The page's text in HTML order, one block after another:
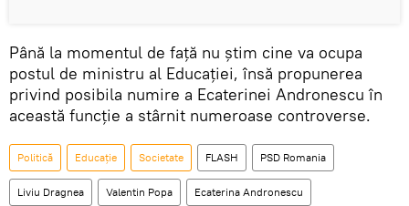
Până la momentul de faţă nu ştim cine va ocupa
postul de ministru al Educaţiei, însă propunerea
privind posibila numire a Ecaterinei Andronescu în
această funcţie a stârnit numeroase controverse.
Politică Educație Societate FLASH PSD Romania
Liviu Dragnea Valentin Popa Ecaterina Andronescu